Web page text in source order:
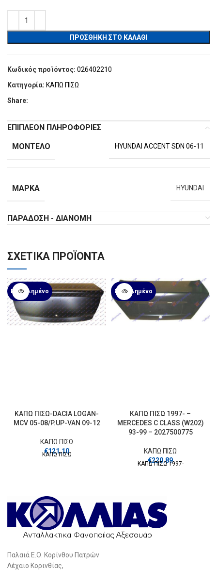
ΠΡΟΣΘΉΚΗ ΣΤΟ ΚΑΛΆΘΙ
Κωδικός προϊόντος: 026402210
Κατηγορία: ΚΑΠΩ ΠΙΣΩ
Share:
ΕΠΙΠΛΈΟΝ ΠΛΗΡΟΦΟΡΊΕΣ
ΜΟΝΤΈΛΟ HYUNDAI ACCENT SDN 06-11
ΜΆΡΚΑ HYUNDAI
ΠΑΡΆΔΟΣΗ - ΔΙΑΝΟΜΉ
ΣΧΕΤΙΚΆ ΠΡΟΪΌΝΤΑ
Εξαντλημένο
ΚΑΠΩ ΠΙΣΩ-DACIA LOGAN-
MCV 05-08/P.UP-VAN 09-12
ΚΑΠΩ ΠΙΣΩ
€121.10
ΚΑΠΩ ΠΙΣΩ
Εξαντλημένο
ΚΑΠΩ ΠΙΣΩ 1997- –
MERCEDES C CLASS (W202)
93-99 – 2027500775
ΚΑΠΩ ΠΙΣΩ
€220.89
ΚΑΠΩ ΠΙΣΩ 1997-
Παλαιά Ε.Ο. Κορίνθου Πατρών
Λέχαιο Κορινθίας,